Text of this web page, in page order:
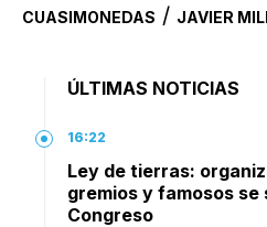
CUASIMONEDAS / JAVIER
ÚLTIMAS NOTICIAS
16:22
Ley de tierras:
gremios y famosos se
Congreso